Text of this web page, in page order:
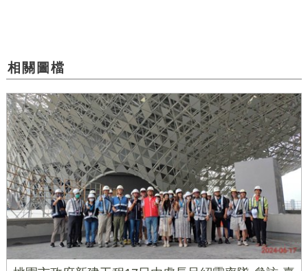
相關圖檔